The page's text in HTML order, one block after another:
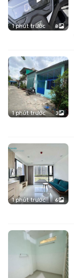
1 phút trước 8
1 phút trước 3
1 phút trước 6